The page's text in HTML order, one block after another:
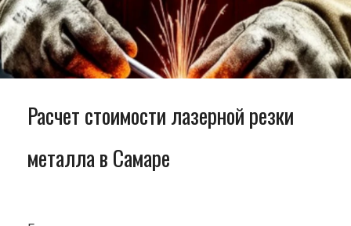
Расчет стоимости лазерной резки
металла в Самаре